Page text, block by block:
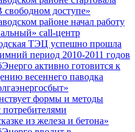
свободном доступе»
районе начал работу
call-центр
ТЭЦ успешно прошла
период 2010-2011 годов
активно готовится к
весеннего паводка
формы и методы
потребителями
из железа и бетона»